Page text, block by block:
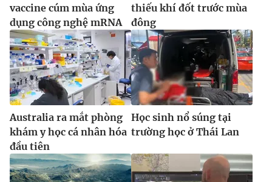
vaccine cúm mùa ứng
dụng công nghệ mRNA
thiếu khí đốt trước mùa
đông
Australia ra mắt phòng
khám y học cá nhân hóa
đầu tiên
Học sinh nổ súng tại
trường học ở Thái Lan